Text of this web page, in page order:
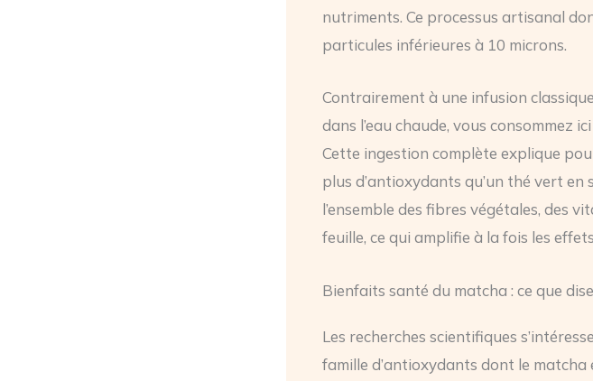
nutriments. Ce processus artisanal
particules inférieures à 10 microns.
Contrairement à une infusion
dans l’eau chaude, vous consommez
Cette ingestion complète explique
plus d’antioxydants qu’un thé vert
l’ensemble des fibres végétales, des
feuille, ce qui amplifie à la fois les
Bienfaits santé du matcha : ce que
Les recherches scientifiques
famille d’antioxydants dont le